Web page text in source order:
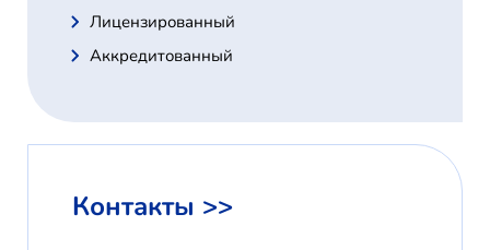
Лицензированный
Аккредитованный
Контакты >>